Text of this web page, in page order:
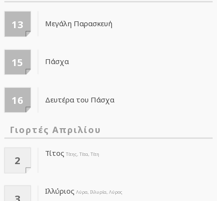
13 Μεγάλη Παρασκευή
15 Πάσχα
16 Δευτέρα του Πάσχα
Γιορτές Απριλίου
2
Τίτος Τίτης, Τίτα, Τίτη
Ιλλύριος Λύρα, Ιλλυρία, Λύρος